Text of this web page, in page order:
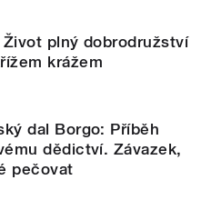
Život plný dobrodružství
krážem
dal Borgo: Příběh
dědictví. Závazek,
pečovat